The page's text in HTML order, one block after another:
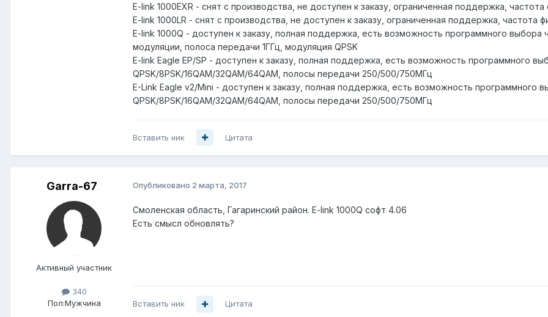
E-link 1000EXR - снят с производства, не доступен к заказу, ограниченная поддержка,
E-link 1000LR - снят с производства, не доступен к заказу, ограниченная поддержка, частота
E-link 1000Q - доступен к заказу, полная поддержка, есть возможность программного
модуляции, полоса передачи 1ГГц, модуляция QPSK
E-link Eagle EP/SP - доступен к заказу, полная поддержка, есть возможность программного
QPSK/8PSK/16QAM/32QAM/64QAM, полосы передачи 250/500/750МГц
E-Link Eagle v2/Mini - доступен к заказу, полная поддержка, есть возможность
QPSK/8PSK/16QAM/32QAM/64QAM, полосы передачи 250/500/750МГц
Вставить ник Цитата
Garra-67
Активный участник
340
Пол:Мужчина
Опубликовано 2 марта, 2017
Смоленская область, Гагаринский район. E-link 1000Q софт 4.06
Есть смысл обновлять?
Вставить ник Цитата